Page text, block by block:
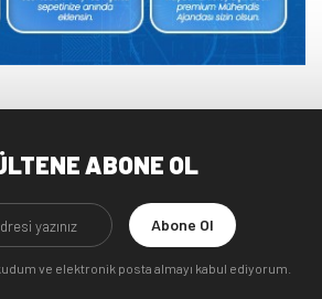
ABONE OL
Abone Ol
ve elektronik posta almayı kabul ediyorum.